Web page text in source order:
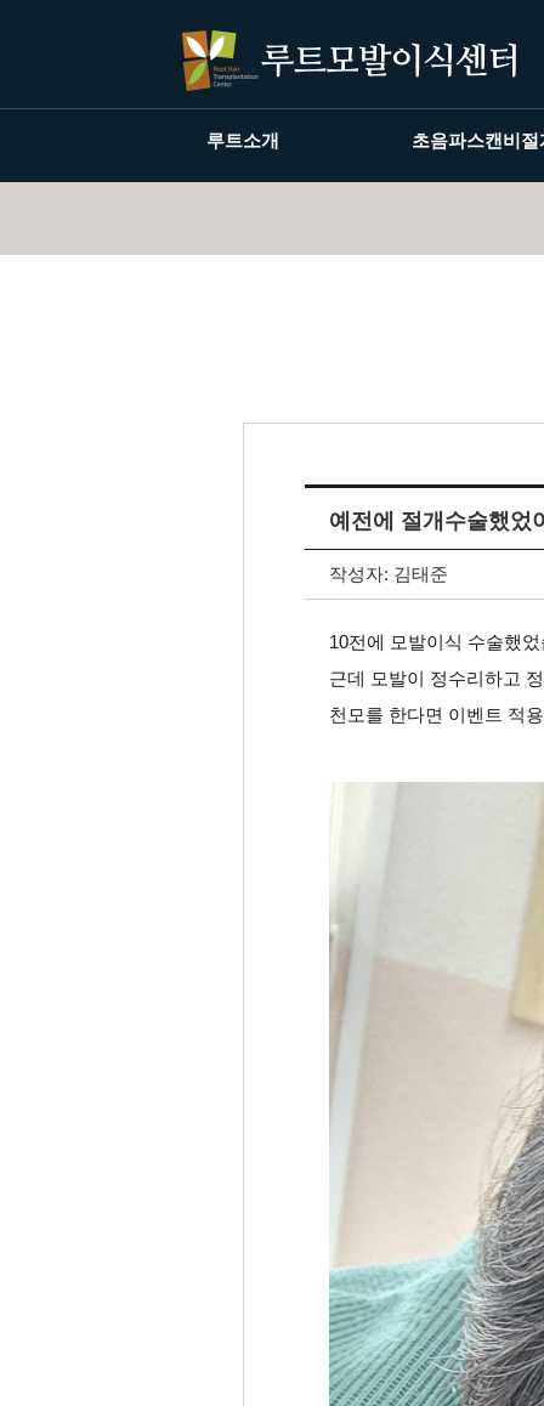
루트소개 초음파스캔비절
예전에 절개수술했었
작성자: 김태준
10전에 모발이식 수술했
근데 모발이 정수리하고
천모를 한다면 이벤트 적